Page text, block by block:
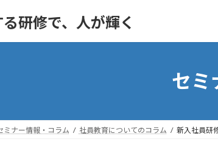
研修で、人が輝く
セミ
ミナー情報・コラム 社員教育についてのコラム 新入社員研